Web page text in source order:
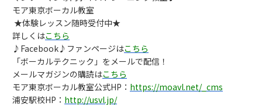
モア東京ボーカル教室
★体験レッスン随時受付中★
詳しくはこちら
♪Facebook♪ファンページはこちら
「ボーカルテクニック」をメールで配信！
メールマガジンの購読はこちら
モア東京ボーカル教室公式HP： https://moavl.net/_cms
浦安駅校HP： http://usvl.jp/